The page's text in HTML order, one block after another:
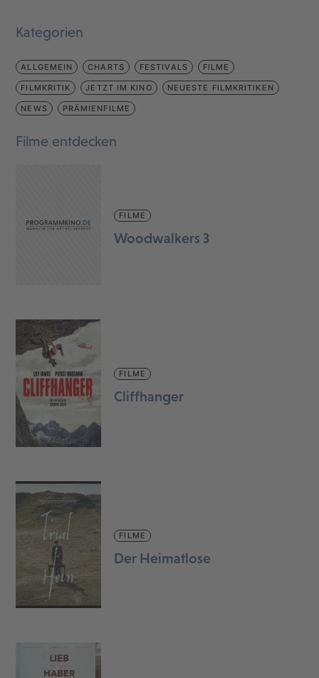
Kategorien
ALLGEMEIN CHARTS FESTIVALS FILME
FILMKRITIK JETZT IM KINO NEUESTE FILMKRITIKEN
NEWS PRÄMIENFILME
Filme entdecken
FILME
Woodwalkers 3
FILME
Cliffhanger
FILME
Der Heimatlose